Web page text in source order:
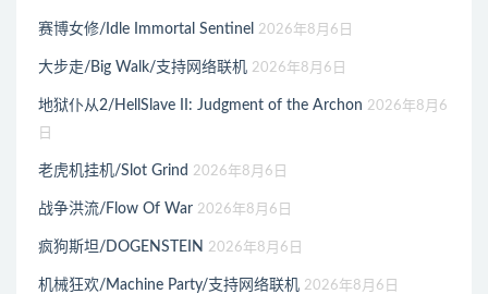
赛博女修/Idle Immortal Sentinel 2026年8月6日
大步走/Big Walk/支持网络联机 2026年8月6日
地狱仆从2/HellSlave II: Judgment of the Archon 2026年8月6
日
老虎机挂机/Slot Grind 2026年8月6日
战争洪流/Flow Of War 2026年8月6日
疯狗斯坦/DOGENSTEIN 2026年8月6日
机械狂欢/Machine Party/支持网络联机 2026年8月6日